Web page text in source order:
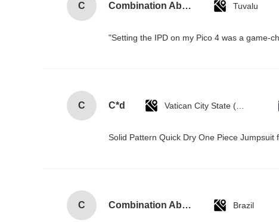
C Combination Abs Open Padlock Hasp Lockout Station Board Tuvalu
"Setting the IPD on my Pico 4 was a game-
C C*d
Solid Pattern Quick Dry One Piece
C Combination Abs Open Padlock Hasp Lockout Station Board Brazil